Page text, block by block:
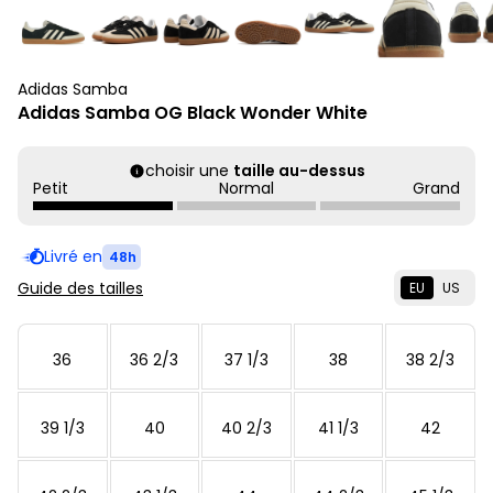
Adidas Samba
Adidas Samba OG Black Wonder White
choisir une taille au-dessus
Petit
Normal Grand
Livré en 48h
Guide des tailles EU US
36 36 2/3 37 1/3 38 38 2/3
39 1/3 40 40 2/3 41 1/3 42